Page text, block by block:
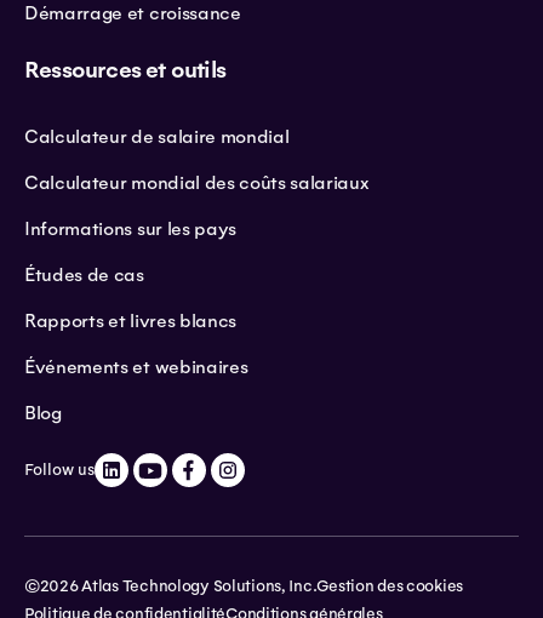
Démarrage et croissance
Ressources et outils
Calculateur de salaire mondial
Calculateur mondial des coûts salariaux
Informations sur les pays
Études de cas
Rapports et livres blancs
Événements et webinaires
Blog
Follow us
©2026 Atlas Technology Solutions, Inc.Gestion des cookies